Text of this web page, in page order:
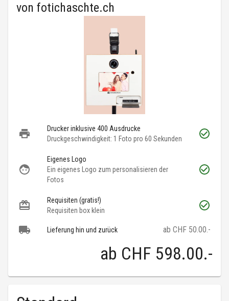
von fotichaschte.ch
Drucker inklusive 400 Ausdrucke
Druckgeschwindigkeit: 1 Foto pro 60 Sekunden
Eigenes Logo
Ein eigenes Logo zum personalisieren der
Fotos
Requisiten (gratis!)
Requisiten box klein
Lieferung hin und zurück ab CHF 50.00.-
ab CHF 598.00.-